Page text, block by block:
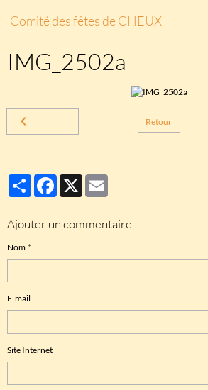
Comité des fêtes de CHEUX
IMG_2502a
Retour
PartagerFacebook
X
Ajouter un commentaire
Nom
E-mail
Site Internet